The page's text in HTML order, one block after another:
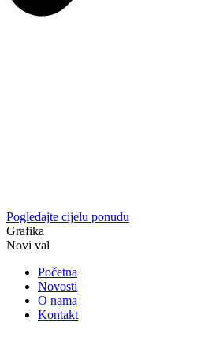
Pogledajte cijelu ponudu
Grafika
Novi val
Početna
Novosti
O nama
Kontakt